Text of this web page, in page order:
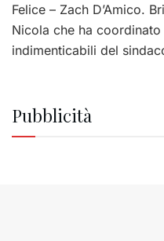
Felice – Zach D’Amico.
Nicola che ha
indimenticabili del
Pubblicità